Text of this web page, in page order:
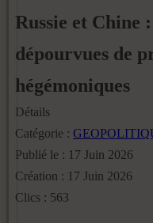
Russie et Chine
dépourvues de
hégémoniques
Détails
Catégorie :
Publié le : 17 Juin 2026
Création : 17 Juin 2026
Clics : 563